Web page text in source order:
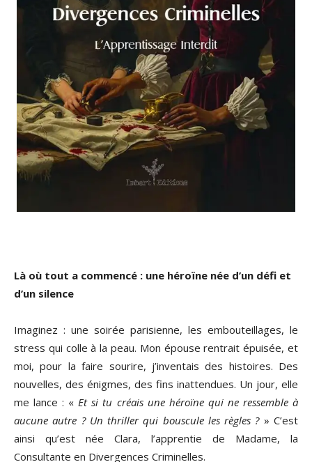
Là où tout a commencé : une héroïne née d’un défi et
d’un silence
Imaginez : une soirée parisienne, les embouteillages, le
stress qui colle à la peau. Mon épouse rentrait épuisée, et
moi, pour la faire sourire, j’inventais des histoires. Des
nouvelles, des énigmes, des fins inattendues. Un jour, elle
me lance : «Et si tu créais une héroïne qui ne ressemble à
aucune autre ? Un thriller qui bouscule les règles ?» C’est
ainsi qu’est née Clara, l’apprentie de Madame, la
Consultante en Divergences Criminelles.